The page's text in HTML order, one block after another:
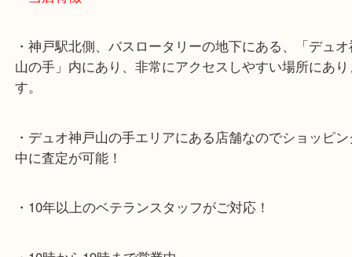
・お車でのご来店の方
神戸市北区方面の方：428号線を南（神戸駅方面）
兵庫区・長田区方面の方：21号線を東（三宮方面）